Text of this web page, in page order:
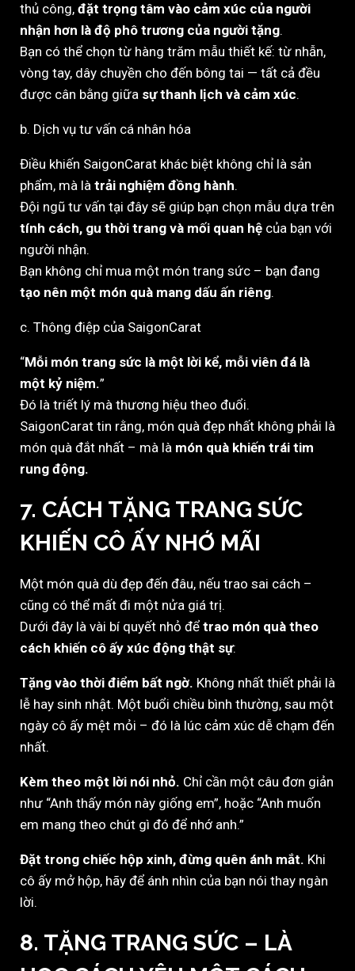
thủ công, đặt trọng tâm vào cảm xúc của người
nhận hơn là độ phô trương của người tặng.
Bạn có thể chọn từ hàng trăm mẫu thiết kế: từ nhẫn,
vòng tay, dây chuyền cho đến bông tai — tất cả đều
được cân bằng giữa sự thanh lịch và cảm xúc.
b. Dịch vụ tư vấn cá nhân hóa
Điều khiến SaigonCarat khác biệt không chỉ là sản
phẩm, mà là trải nghiệm đồng hành.
Đội ngũ tư vấn tại đây sẽ giúp bạn chọn mẫu dựa trên
tính cách, gu thời trang và mối quan hệ của bạn với
người nhận.
Bạn không chỉ mua một món trang sức – bạn đang
tạo nên một món quà mang dấu ấn riêng.
c. Thông điệp của SaigonCarat
“Mỗi món trang sức là một lời kể, mỗi viên đá là
một kỷ niệm.”
Đó là triết lý mà thương hiệu theo đuổi.
SaigonCarat tin rằng, món quà đẹp nhất không phải là
món quà đắt nhất – mà là món quà khiến trái tim
rung động.
7. CÁCH TẶNG TRANG SỨC
KHIẾN CÔ ẤY NHỚ MÃI
Một món quà dù đẹp đến đâu, nếu trao sai cách –
cũng có thể mất đi một nửa giá trị.
Dưới đây là vài bí quyết nhỏ để trao món quà theo
cách khiến cô ấy xúc động thật sự:
Tặng vào thời điểm bất ngờ. Không nhất thiết phải là
lễ hay sinh nhật. Một buổi chiều bình thường, sau một
ngày cô ấy mệt mỏi – đó là lúc cảm xúc dễ chạm đến
nhất.
Kèm theo một lời nói nhỏ. Chỉ cần một câu đơn giản
như “Anh thấy món này giống em”, hoặc “Anh muốn
em mang theo chút gì đó để nhớ anh.”
Đặt trong chiếc hộp xinh, đừng quên ánh mắt. Khi
cô ấy mở hộp, hãy để ánh nhìn của bạn nói thay ngàn
lời.
8. TẶNG TRANG SỨC – LÀ